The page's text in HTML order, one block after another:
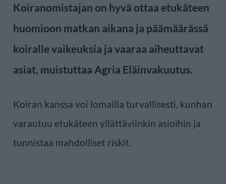
Koiranomistajan on hyvä ottaa etukäteen
huomioon matkan aikana ja päämäärässä
koiralle vaikeuksia ja vaaraa aiheuttavat
asiat, muistuttaa Agria Eläinvakuutus.
Koiran kanssa voi lomailla turvallisesti, kunhan
varautuu etukäteen yllättäviinkin asioihin ja
tunnistaa mahdolliset riskit.